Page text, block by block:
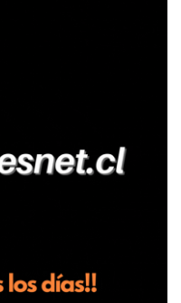
y, en medio de la
hombros, empujado al
mientr...